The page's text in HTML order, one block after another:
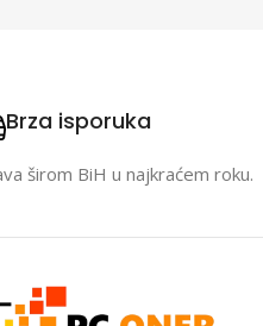
Brza isporuka
širom BiH u najkraćem roku.